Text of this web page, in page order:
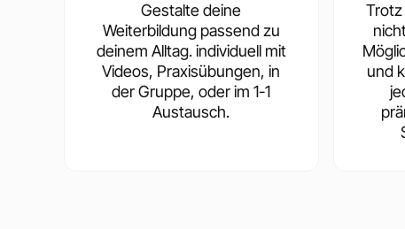
Gestalte deine
Weiterbildung passend zu
deinem Alltag. individuell mit
Videos, Praxisübungen, in
der Gruppe, oder im 1-1
Austausch.
Trotz
und